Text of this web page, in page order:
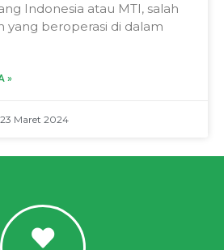
Indonesia atau MTI, salah
yang beroperasi di dalam
»
23 Maret 2024